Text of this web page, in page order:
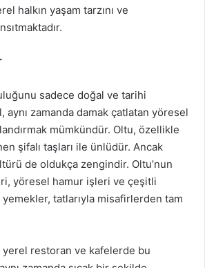
halkın yaşam tarzını ve
sadece doğal ve tarihi
zamanda damak çatlatan yöresel
mümkündür. Oltu, özellikle
şifalı taşları ile ünlüdür. Ancak
de oldukça zengindir. Oltu’nun
yöresel hamur işleri ve çeşitli
yemekler, tatlarıyla misafirlerden tam
yerel restoran ve kafelerde bu